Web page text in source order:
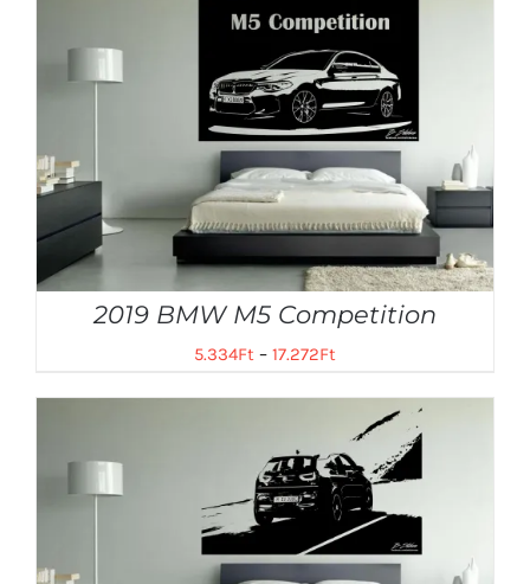
2019 BMW M5 Competition
5.334Ft – 17.272Ft